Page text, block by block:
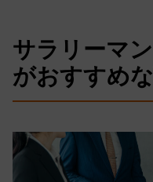
サラリーマ
がおすすめ